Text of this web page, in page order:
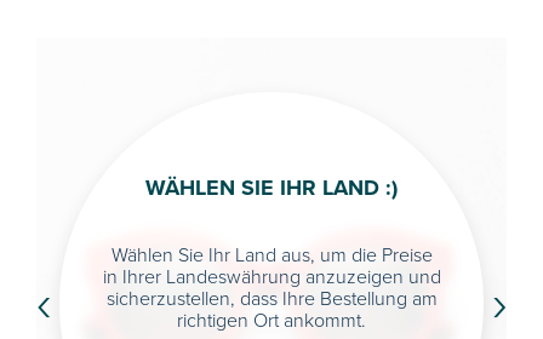
‹ ›
WÄHLEN SIE IHR LAND :)
Wählen Sie Ihr Land aus, um die Preise
in Ihrer Landeswährung anzuzeigen und
sicherzustellen, dass Ihre Bestellung am
richtigen Ort ankommt.